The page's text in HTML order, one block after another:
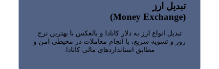
تبدیل ارز
(Money Exchange)
تبدیل انواع ارز به دلار کانادا و بالعکس با بهترین نرخ
روز و تسویه سریع، با انجام معاملات در محیطی امن و
مطابق استانداردهای مالی کانادا.